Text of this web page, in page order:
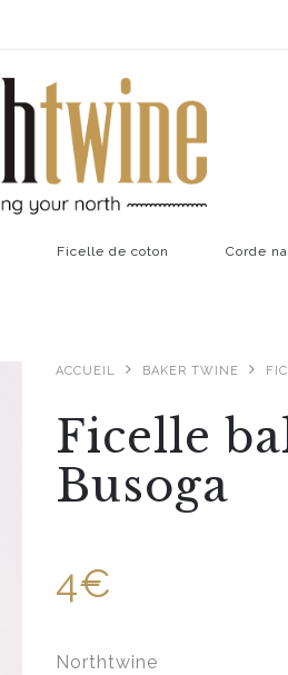
Ficelle de coton Corde
ACCUEIL BAKER TWINE
Ficelle
Busoga
4€
Northtwine